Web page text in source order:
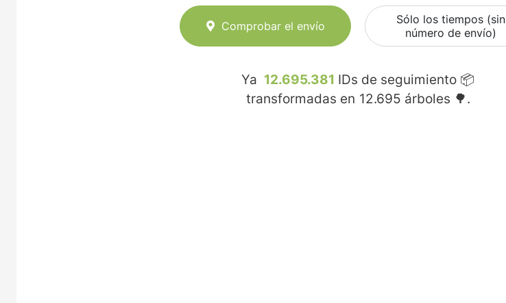
Comprobar el envío
Sólo los tiempos (sin
número de envío)
Ya 12.695.381 IDs de seguimiento 📦
transformadas en 12.695 árboles 🌳.